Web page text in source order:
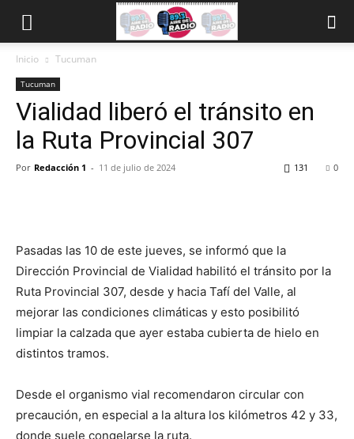
Inicio Tucuman
Tucuman
Vialidad liberó el tránsito en
la Ruta Provincial 307
Por Redacción 1 - 11 de julio de 2024 0
131
Pasadas las 10 de este jueves, se informó que la
Dirección Provincial de Vialidad habilitó el tránsito por la
Ruta Provincial 307, desde y hacia Tafí del Valle, al
mejorar las condiciones climáticas y esto posibilitó
limpiar la calzada que ayer estaba cubierta de hielo en
distintos tramos.
Desde el organismo vial recomendaron circular con
precaución, en especial a la altura los kilómetros 42 y 33,
donde suele congelarse la ruta.